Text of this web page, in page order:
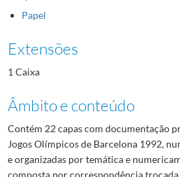
Papel
Extensões
1 Caixa
Âmbito e conteúdo
Contém 22 capas com documentação
Jogos Olímpicos de Barcelona 1992,
e organizadas por temática e
composta por correspondência trocada